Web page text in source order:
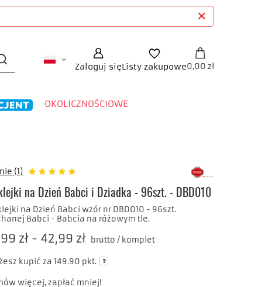
Zaloguj sięListy zakupowe0,00 zł
OKOLICZNOŚCIOWE
(1)
na Dzień Babci i Dziadka - 96szt. - DBD010
na Dzień Babci wzór nr DBD010 - 96szt.
Babci - Babcia na różowym tle.
zł - 42,99 zł brutto / komplet
kupić za149.90 pkt.
więcej, zapłać mniej!